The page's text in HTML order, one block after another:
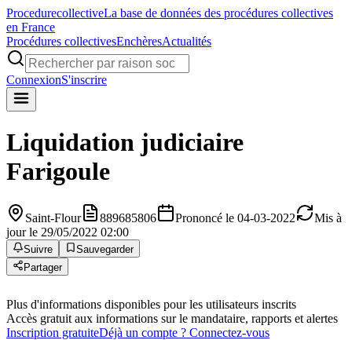
ProcedurecollectiveLa base de données des procédures collectives
en France
Procédures collectivesEnchèresActualités
ConnexionS'inscrire
Liquidation judiciaire
Farigoule
Saint-Flour 889685806 Prononcé le 04-03-2022
Mis à
jour le 29/05/2022 02:00
Suivre
Sauvegarder
Partager
Plus d'informations disponibles pour les utilisateurs inscrits
Accès gratuit aux informations sur le mandataire, rapports et alertes
Inscription gratuiteDéjà un compte ? Connectez-vous